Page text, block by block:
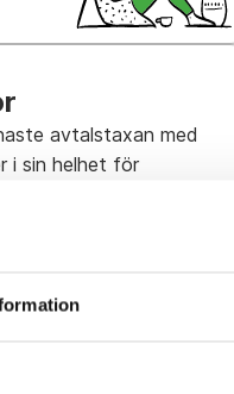
avtalstaxan med
i sin helhet för